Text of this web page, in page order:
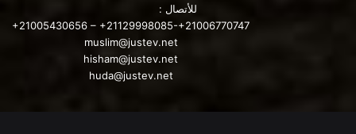
للأتصال :
+21005430656 – +21129998085-+21006770747
muslim@justev.net
hisham@justev.net
huda@justev.net